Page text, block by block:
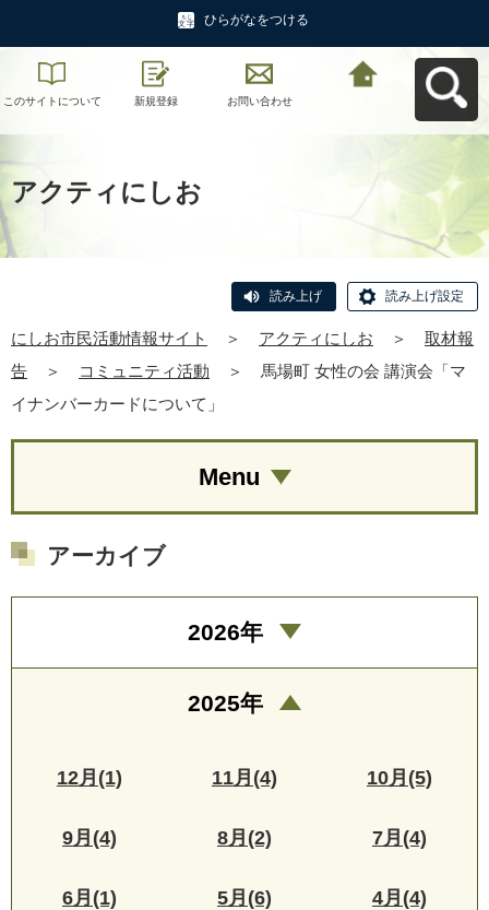
ひらがなをつける
このサイトについて 新規登録 お問い合わせ
アクティにしお
読み上げ 読み上げ設定
にしお市民活動情報サイト ＞ アクティにしお ＞
取材報
告
＞ コミュニティ活動 ＞
馬場町 女性の会 講演会「マ
イナンバーカードについて」
Menu
アーカイブ
2026年
2025年
12月(1) 11月(4) 10月(5)
9月(4) 8月(2) 7月(4)
6月(1) 5月(6) 4月(4)